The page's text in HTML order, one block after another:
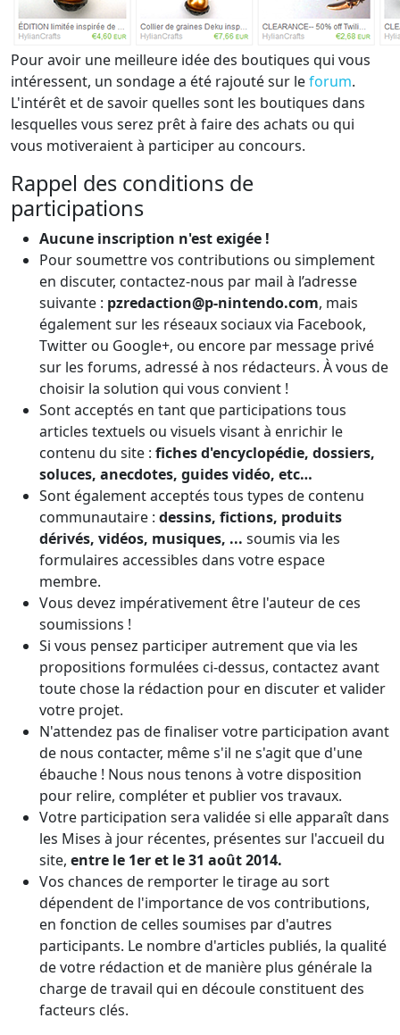
Pour avoir une meilleure idée des boutiques qui vous
intéressent, un sondage a été rajouté sur leforum.
L'intérêt et de savoir quelles sont les boutiques dans
lesquelles vous serez prêt à faire des achats ou qui
vous motiveraient à participer au concours.
Rappel des conditions de
participations
Aucune inscription n'est exigée !
Pour soumettre vos contributions ou simplement
en discuter, contactez-nous par mail à l’adresse
suivante : pzredaction@p-nintendo.com, mais
également sur les réseaux sociaux via Facebook,
Twitter ou Google+, ou encore par message privé
sur les forums, adressé à nos rédacteurs. À vous de
choisir la solution qui vous convient !
Sont acceptés en tant que participations tous
articles textuels ou visuels visant à enrichir le
contenu du site : fiches d'encyclopédie, dossiers,
soluces, anecdotes, guides vidéo, etc…
Sont également acceptés tous types de contenu
communautaire : dessins, fictions, produits
dérivés, vidéos, musiques, ... soumis via les
formulaires accessibles dans votre espace
membre.
Vous devez impérativement être l'auteur de ces
soumissions !
Si vous pensez participer autrement que via les
propositions formulées ci-dessus, contactez avant
toute chose la rédaction pour en discuter et valider
votre projet.
N'attendez pas de finaliser votre participation avant
de nous contacter, même s'il ne s'agit que d'une
ébauche ! Nous nous tenons à votre disposition
pour relire, compléter et publier vos travaux.
Votre participation sera validée si elle apparaît dans
les Mises à jour récentes, présentes sur l'accueil du
site, entre le 1er et le 31 août 2014.
Vos chances de remporter le tirage au sort
dépendent de l'importance de vos contributions,
en fonction de celles soumises par d'autres
participants. Le nombre d'articles publiés, la qualité
de votre rédaction et de manière plus générale la
charge de travail qui en découle constituent des
facteurs clés.